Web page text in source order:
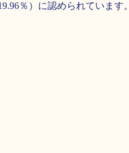
％）に認められています。